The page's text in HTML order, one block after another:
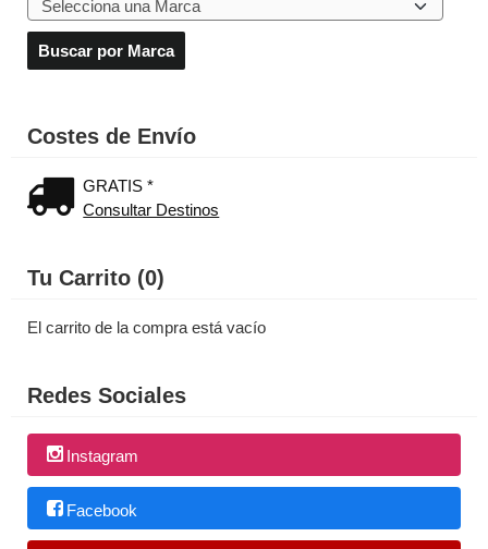
Costes de Envío
GRATIS *
Consultar Destinos
Tu Carrito (0)
El carrito de la compra está vacío
Redes Sociales
Instagram
Facebook